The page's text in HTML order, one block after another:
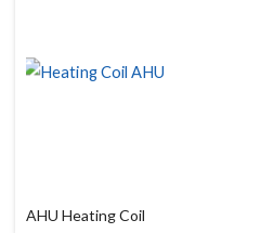
AHU Heating Coil